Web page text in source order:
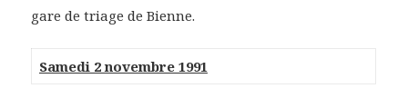
gare de triage de Bienne.
Samedi 2 novembre 1991